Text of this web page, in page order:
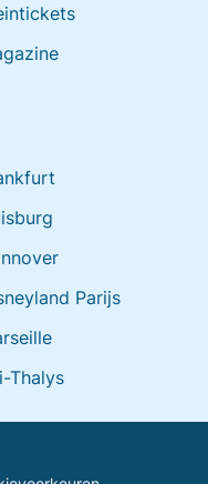
Parijs
Thalys